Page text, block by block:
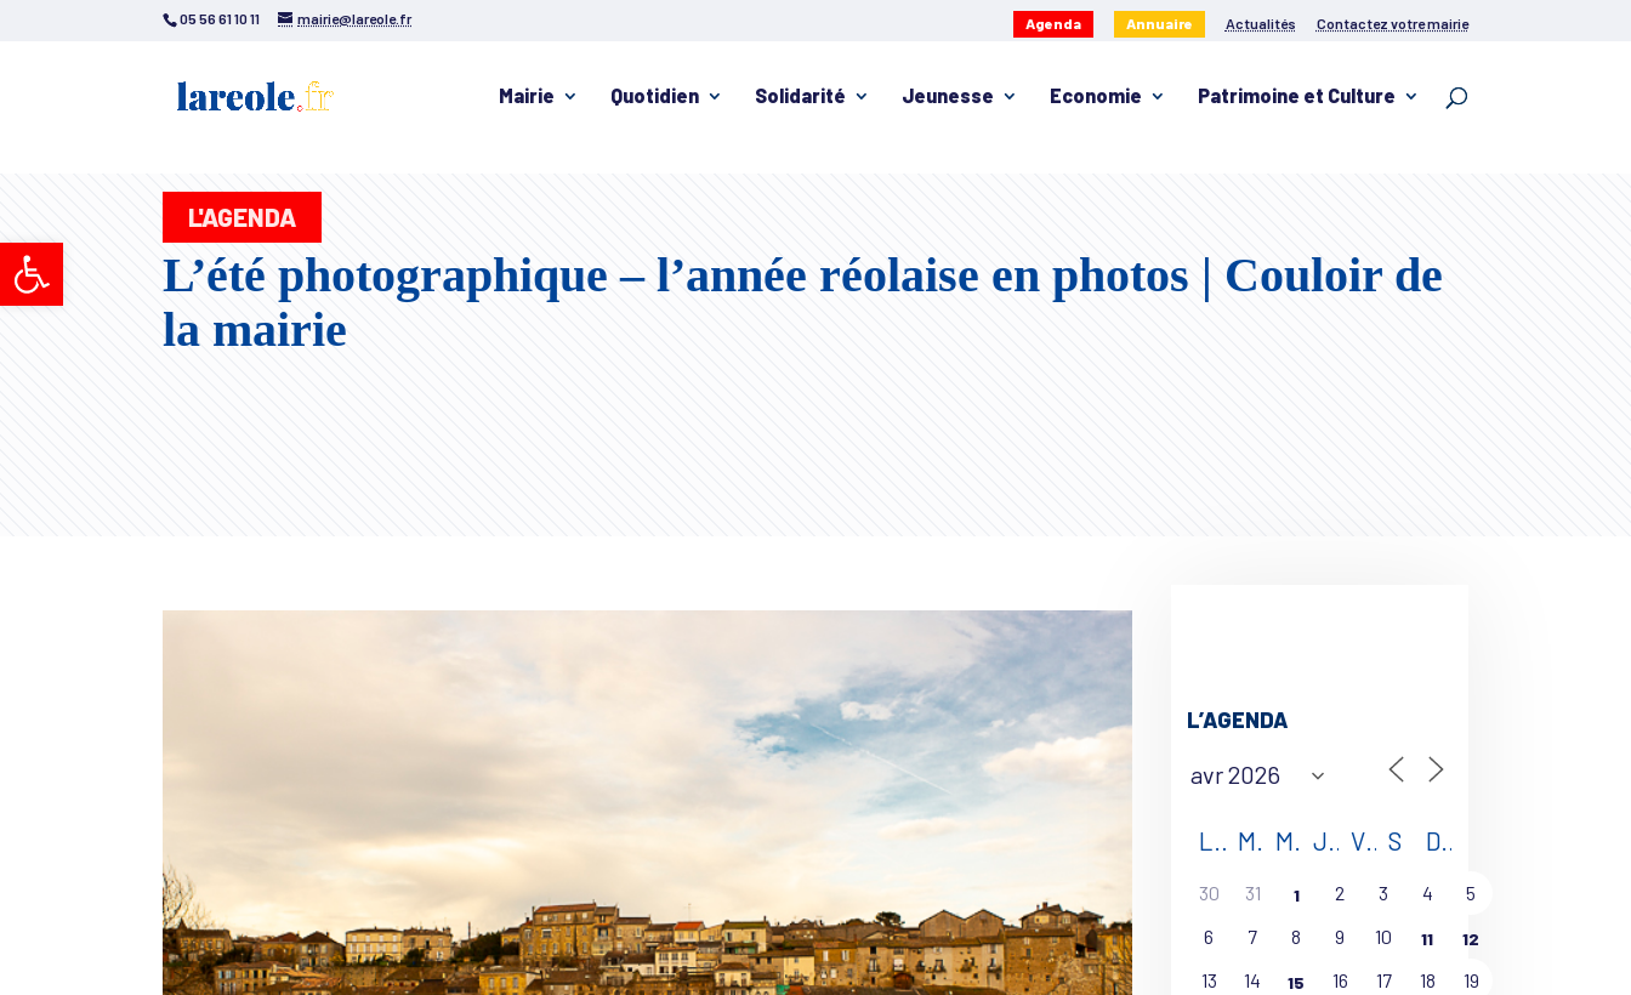
Ouvrir la barre d’outils
05 56 61 10 11 mairie@lareole.fr Agenda Annuaire Actualités Contactez votre mairie
Mairie Quotidien Solidarité Jeunesse Economie Patrimoine et Culture
L'AGENDA
L’été photographique – l’année réolaise en photos | Couloir de
la mairie
L’AGENDA
M V S D
30 31 1 2 3 4
5
6
7 8 9 10 11 12
13 14 15 16 17 18
19